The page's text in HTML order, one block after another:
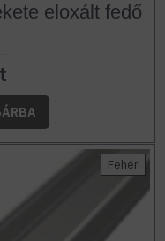
eloxált fedő
Fehér